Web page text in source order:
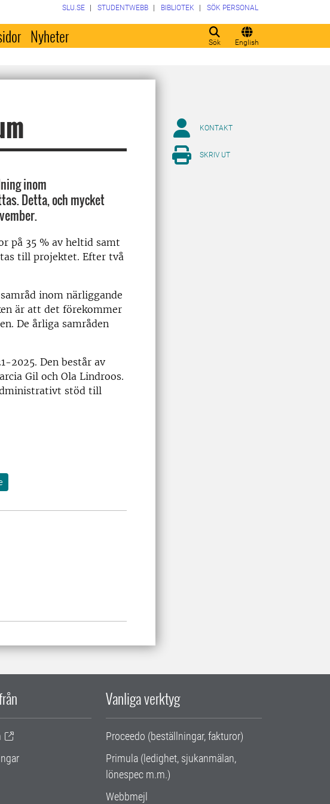
Sök English
SLU.SE STUDENTWEBB BIBLIOTEK SÖK PERSONAL
Nyheter
inom
Detta, och mycket
på 35 % av heltid samt
till projektet. Efter två
inom närliggande
är att det förekommer
De årliga samråden
2025. Den består av
Gil och Ola Lindroos.
stöd till
KONTAKT
SKRIV UT
Vanliga verktyg
Proceedo (beställningar, fakturor)
Primula (ledighet, sjukanmälan,
lönespec m.m.)
Webbmejl